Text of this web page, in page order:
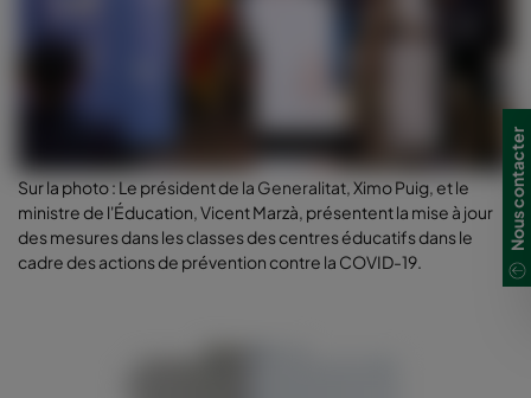
Sur la photo : Le président de la Generalitat, Ximo Puig, et le
ministre de l'Éducation, Vicent Marzà, présentent la mise à jour
des mesures dans les classes des centres éducatifs dans le
cadre des actions de prévention contre la COVID-19.
Nous contacter